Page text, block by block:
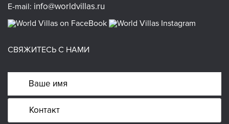
E-mail: info@worldvillas.ru
СВЯЖИТЕСЬ С НАМИ